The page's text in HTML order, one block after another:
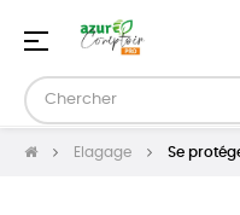
Basculer
navigation
☰
Elagage Se